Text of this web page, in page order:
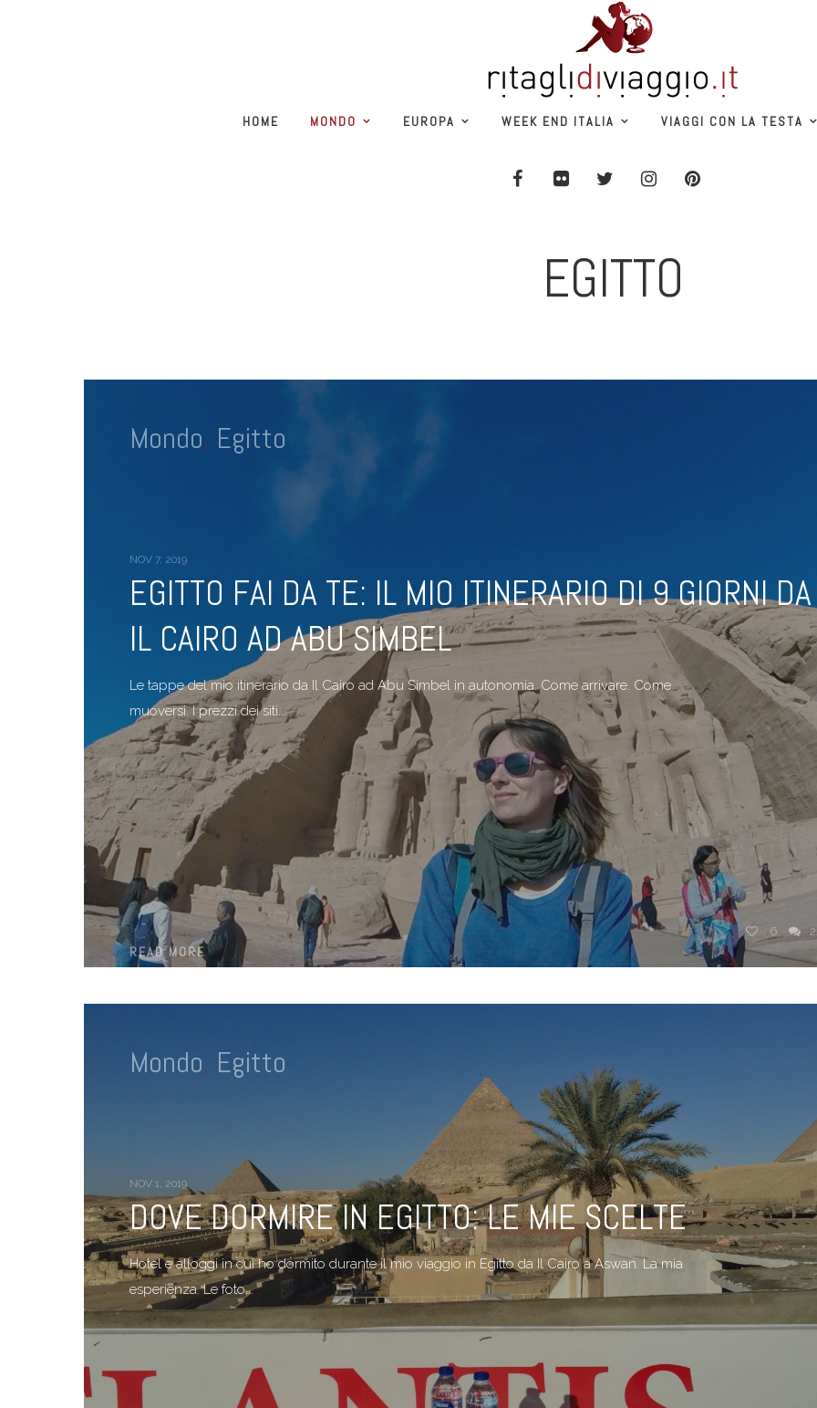
HOME MONDO EUROPA WEEK END ITALIA VIAGGI CON LA TESTA
EGITTO
Mondo, Egitto
NOV 7, 2019
EGITTO FAI DA TE: IL MIO ITINERARIO DI 9 GIORNI DA
IL CAIRO AD ABU SIMBEL
Le tappe del mio itinerario da Il Cairo ad Abu Simbel in autonomia. Come arrivare. Come
muoversi. I prezzi dei siti...
READ MORE
6
Mondo, Egitto
NOV 1, 2019
DOVE DORMIRE IN EGITTO: LE MIE SCELTE
Hotel e alloggi in cui ho dormito durante il mio viaggio in Egitto da Il Cairo a Aswan. La mia
esperienza. Le foto...